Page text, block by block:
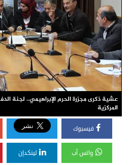
عشية ذكرى مجزرة الحرم الإبراهيمي.. لجنة
المركزية
فيسبوك
واتس آب لينكدإن